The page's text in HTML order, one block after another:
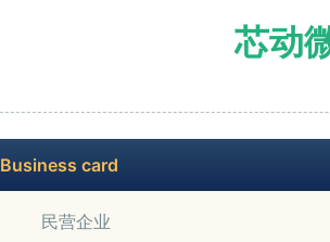
芯动
Business card
民营企业